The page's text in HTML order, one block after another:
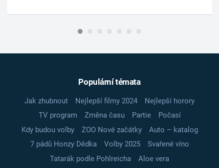
Populární témata
Jak zhubnout Nejlepší filmy 2024
Nejlepší horory
TV program
Změna času Partie
Počasí
Kdy budou volby
ZOO Nové začátky
Auto – katalog
7 pádů Honzy Dědka
Volby 2025
Svařené víno
Tatarák podle Pohlreicha
Aloe vera